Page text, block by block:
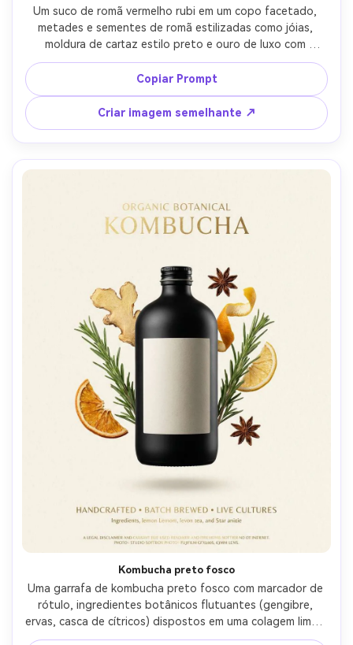
Um suco de romã vermelho rubi em um copo facetado,
metades e sementes de romã estilizadas como jóias,
moldura de cartaz estilo preto e ouro de luxo com
monograma de folha de ouro, espaço de manchete
reservado na parte superior, iluminação dramática e
discreta com destaques especulares controlados, Leica
SL2, 90mm, ângulo de três quartos, grau de cor de
contraste profundo, sombras naturais, realismo de
produto editorial, alta resolução, foco afiado-AR 4:5
Copiar Prompt
Criar imagem semelhante ↗
Kombucha preto fosco
Uma garrafa de kombucha preto fosco com marcador de
rótulo, ingredientes botânicos flutuantes (gengibre,
ervas, casca de cítricos) dispostos em uma colagem limpa
ao redor dele, design moderno de anúncio de pôster com